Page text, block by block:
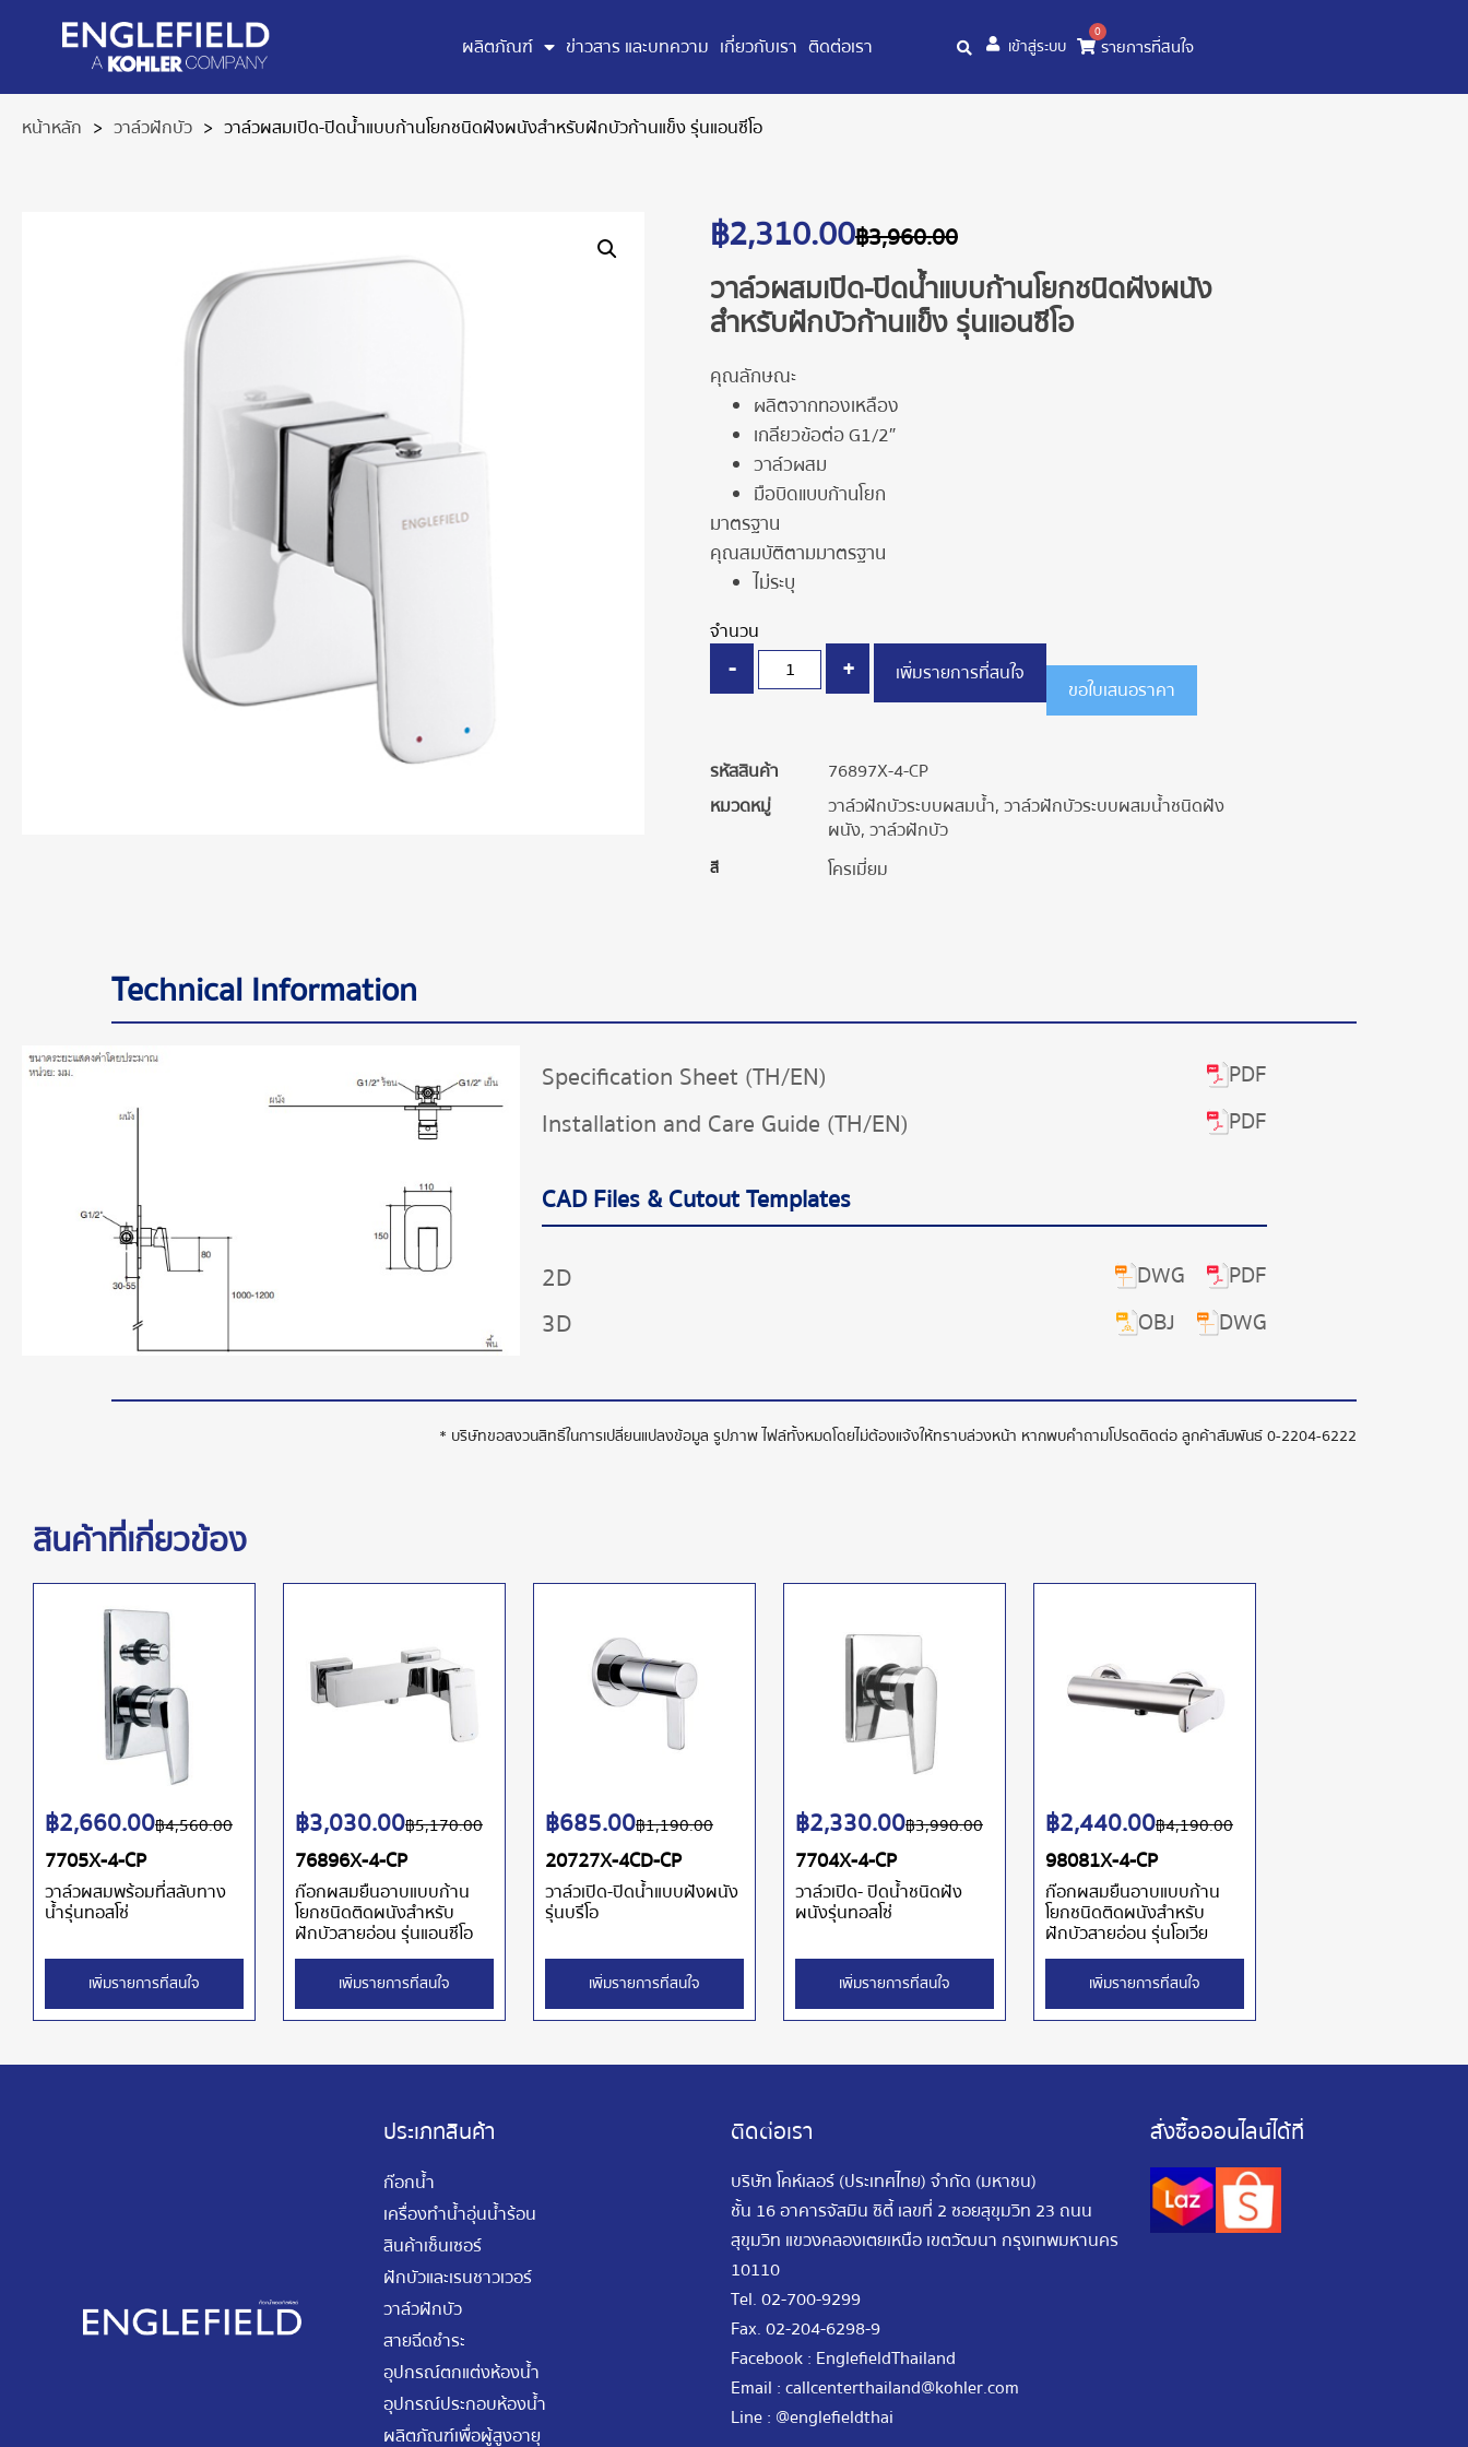
ผลิตภัณฑ์ ข่าวสาร และบทความ เกี่ยวกับเรา ติดต่อเรา เข้าสู่ระบบ รายการที่สนใจ
0
หน้าหลัก > วาล์วฝักบัว > วาล์วผสมเปิด-ปิดน้ำแบบก้านโยกชนิดฝังผนังสำหรับฝักบัวก้านแข็ง รุ่นแอนซีโอ
฿3,960.00
฿2,310.00
วาล์วผสมเปิด-ปิดน้ำแบบก้านโยกชนิดฝังผนัง
สำหรับฝักบัวก้านแข็ง รุ่นแอนซีโอ
คุณลักษณะ
ผลิตจากทองเหลือง
เกลียวข้อต่อ G1/2″
วาล์วผสม
มือบิดแบบก้านโยก
มาตรฐาน
คุณสมบัติตามมาตรฐาน
ไม่ระบุ
จำนวน
- + เพิ่มรายการที่สนใจ
ขอใบเสนอราคา
รหัสสินค้า
76897X-4-CP
หมวดหมู่
วาล์วฝักบัวระบบผสมน้ำ,วาล์วฝักบัวระบบผสมน้ำชนิดฝัง
ผนัง,วาล์วฝักบัว
สี โครเมี่ยม
Technical Information
Specification Sheet (TH/EN) PDF
Installation and Care Guide (TH/EN) PDF
CAD Files & Cutout Templates
2D DWG PDF
3D OBJ DWG
* บริษัทขอสงวนสิทธิ์ในการเปลี่ยนแปลงข้อมูล รูปภาพ ไฟล์ทั้งหมดโดยไม่ต้องแจ้งให้ทราบล่วงหน้า หากพบคำถามโปรดติดต่อ ลูกค้าสัมพันธ์0-2204-6222
สินค้าที่เกี่ยวข้อง
7705X-4-CP
วาล์วผสมพร้อมที่สลับทาง
น้ำรุ่นทอสโซ่
฿4,560.00
฿2,660.00
เพิ่มรายการที่สนใจ
76896X-4-CP
ก๊อกผสมยืนอาบแบบก้าน
โยกชนิดติดผนังสำหรับ
ฝักบัวสายอ่อน รุ่นแอนซีโอ
฿5,170.00
฿3,030.00
เพิ่มรายการที่สนใจ
20727X-4CD-CP
วาล์วเปิด-ปิดน้ำแบบฝังผนัง
รุ่นบรีโอ
฿1,190.00
฿685.00
เพิ่มรายการที่สนใจ
7704X-4-CP
วาล์วเปิด- ปิดน้ำชนิดฝัง
ผนังรุ่นทอสโซ่
฿3,990.00
฿2,330.00
เพิ่มรายการที่สนใจ
98081X-4-CP
ก๊อกผสมยืนอาบแบบก้าน
โยกชนิดติดผนังสำหรับ
ฝักบัวสายอ่อน รุ่นโอเวีย
฿4,190.00
฿2,440.00
เพิ่มรายการที่สนใจ
ประเภทสินค้า
ก๊อกน้ำ
เครื่องทำน้ำอุ่นน้ำร้อน
สินค้าเซ็นเซอร์
ฝักบัวและเรนชาวเวอร์
วาล์วฝักบัว
สายฉีดชำระ
อุปกรณ์ตกแต่งห้องน้ำ
อุปกรณ์ประกอบห้องน้ำ
ผลิตภัณฑ์เพื่อผู้สูงอายุ
ติดต่อเรา
บริษัท โคห์เลอร์ (ประเทศไทย) จำกัด (มหาชน)
ชั้น 16 อาคารจัสมิน ซิตี้ เลขที่ 2 ซอยสุขุมวิท 23 ถนน
สุขุมวิท แขวงคลองเตยเหนือ เขตวัฒนา กรุงเทพมหานคร
10110
Tel.02-700-9299
Fax.02-204-6298-9
Facebook : EnglefieldThailand
Email :callcenterthailand@kohler.com
Line : @englefieldthai
สั่งซื้อออนไลน์ได้ที่